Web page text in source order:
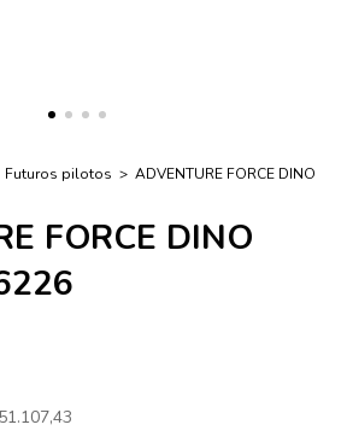
Futuros pilotos > ADVENTURE FORCE DINO
FORCE DINO